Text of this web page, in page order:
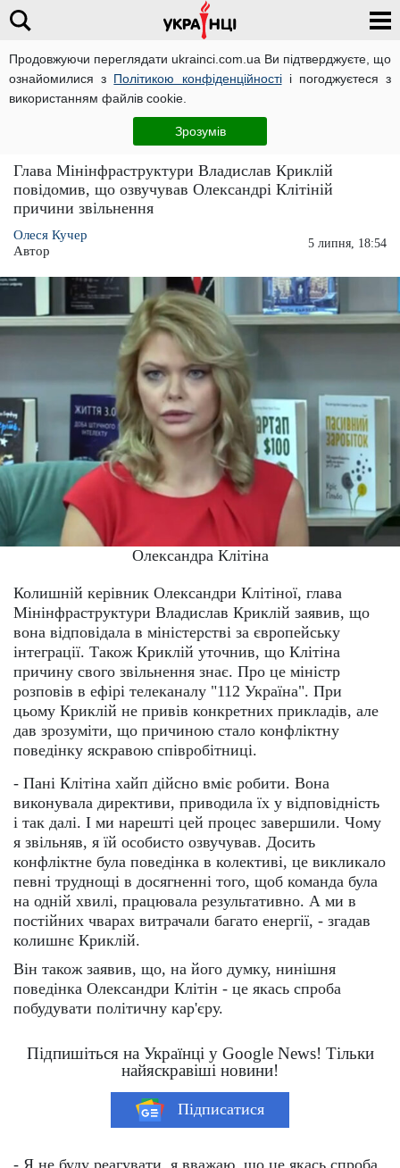
Продовжуючи переглядати ukrainci.com.ua Ви підтверджуєте, що
ознайомилися з Політикою конфіденційностіі погоджуєтеся з
використанням файлів cookie.
Зрозумів
Політика
Криклій у прямому ефірі згадав, на що
Глава Мінінфраструктури Владислав Криклій
повідомив, що озвучував Олександрі Клітіній
причини звільнення
Олеся Кучер
Автор
5 липня, 18:54
Олександра Клітіна
Колишній керівник Олександри Клітіної, глава
Мінінфраструктури Владислав Криклій заявив, що
вона відповідала в міністерстві за європейську
інтеграції. Також Криклій уточнив, що Клітіна
причину свого звільнення знає. Про це міністр
розповів в ефірі телеканалу "112 Україна". При
цьому Криклій не привів конкретних прикладів, але
дав зрозуміти, що причиною стало конфліктну
поведінку яскравою співробітниці.
- Пані Клітіна хайп дійсно вміє робити. Вона
виконувала директиви, приводила їх у відповідність
і так далі. І ми нарешті цей процес завершили. Чому
я звільняв, я їй особисто озвучував. Досить
конфліктне була поведінка в колективі, це викликало
певні труднощі в досягненні того, щоб команда була
на одній хвилі, працювала результативно. А ми в
постійних чварах витрачали багато енергії, - згадав
колишнє Криклій.
Він також заявив, що, на його думку, нинішня
поведінка Олександри Клітін - це якась спроба
побудувати політичну кар'єру.
Підпишіться на Українці у Google News! Тільки
найяскравіші новини!
Підписатися
- Я не буду реагувати, я вважаю, що це якась спроба